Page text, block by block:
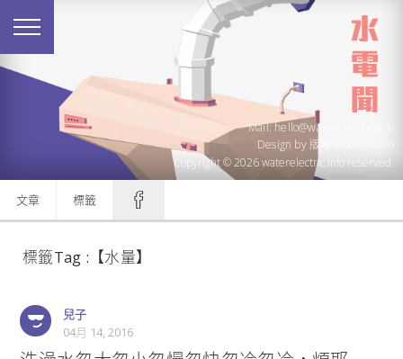
Copyright © 2026 waterelectric.info reserved.
Mail: hello@waterelectric.info
Design by 版塊 Block Studio
文章 標籤
標籤Tag :【水量】
兒子
04月 14, 2016